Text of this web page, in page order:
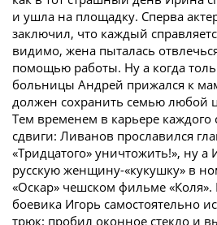
и ушла на площадку. Сперва
заключил, что каждый
видимо, жена пыталась
помощью работы. Ну а когда
больницы Андрей прижался к
должен сохранить семью любой
Тем временем в карьере каждого
сдвиги: Ливанов прославился
«Тридцатого» уничтожить!», ну а
русскую женщину-«кукушку» в
«Оскар» чешском фильме
боевика Игорь самостоятельно
трюк: пробил оконное стекло и